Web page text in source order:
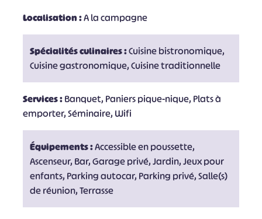
Localisation :A la campagne
Spécialités culinaires :Cuisine bistronomique,
Cuisine gastronomique, Cuisine traditionnelle
Services :Banquet, Paniers pique-nique, Plats à
emporter, Séminaire, Wifi
Équipements :Accessible en poussette,
Ascenseur, Bar, Garage privé, Jardin, Jeux pour
enfants, Parking autocar, Parking privé, Salle(s)
de réunion, Terrasse